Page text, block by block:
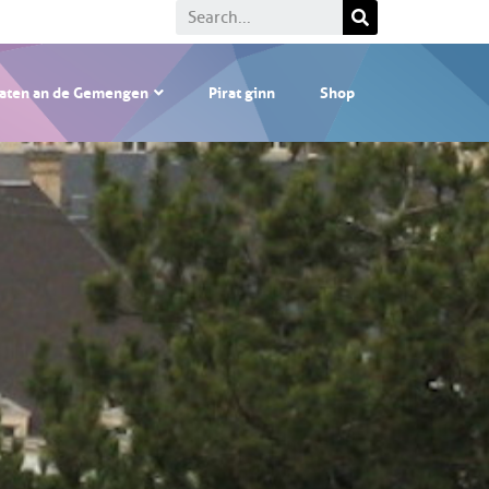
an de Gemengen Pirat ginn Shop